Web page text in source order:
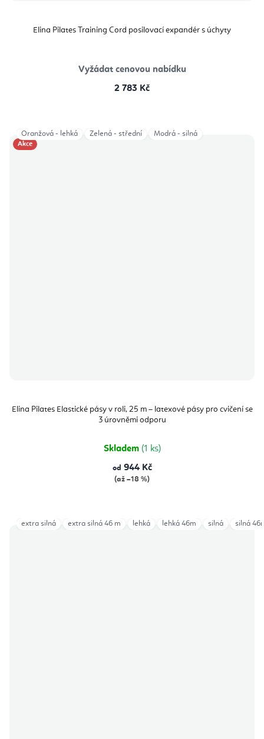
Elina Pilates Training Cord posilovací expandér s úchyty
Vyžádat cenovou nabídku
2 783 Kč
Akce
Elina Pilates Elastické pásy v roli, 25 m – latexové pásy pro cvičení se
3 úrovněmi odporu
Skladem (1 ks)
od 944 Kč
(až –18 %)
Oranžová - lehká Zelená - střední Modrá - silná
extra silná extra silná 46 m lehká lehká 46m silná silná